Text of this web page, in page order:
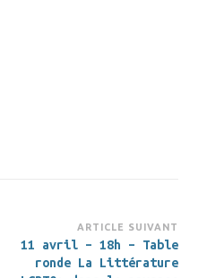
ARTICLE SUIVANT
11 avril – 18h – Table
ronde La Littérature